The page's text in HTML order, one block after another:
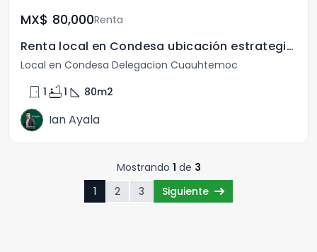
MX$	80,000Renta
Renta local en Condesa ubicación estrategica
Local en Condesa Delegacion Cuauhtemoc
door_front 1 bathtub1 square_foot 80m2
Ian Ayala
Mostrando 1 de 3
1
2 3 Siguiente